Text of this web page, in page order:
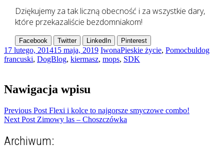
Dziękujemy za tak liczną obecność i za wszystkie dary,
które przekazaliście bezdomniakom!
Facebook Twitter LinkedIn Pinterest
17 lutego, 201415 maja, 2019 IwonaPieskie życie, Pomocbuldog
francuski, DogBlog, kiermasz, mops, SDK
Nawigacja wpisu
Previous Post Flexi i kolce to najgorsze smyczowe combo!
Next Post Zimowy las – Choszczówka
Archiwum: